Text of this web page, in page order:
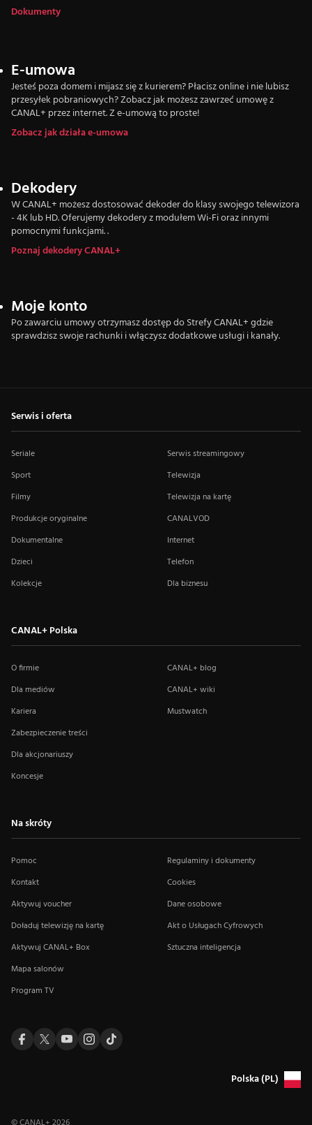
Dokumenty
E-umowa
Jesteś poza domem i mijasz się z kurierem? Płacisz online i nie lubisz
przesyłek pobraniowych? Zobacz jak możesz zawrzeć umowę z
CANAL+ przez internet. Z e-umową to proste!
Zobacz jak działa e-umowa
Dekodery
W CANAL+ możesz dostosować dekoder do klasy swojego telewizora
- 4K lub HD. Oferujemy dekodery z modułem Wi-Fi oraz innymi
pomocnymi funkcjami. .
Poznaj dekodery CANAL+
Moje konto
Po zawarciu umowy otrzymasz dostęp do Strefy CANAL+ gdzie
sprawdzisz swoje rachunki i włączysz dodatkowe usługi i kanały.
Serwis i oferta
Seriale
Sport
Filmy
Produkcje oryginalne
Dokumentalne
Dzieci
Kolekcje
Serwis streamingowy
Telewizja
Telewizja na kartę
CANALVOD
Internet
Telefon
Dla biznesu
CANAL+ Polska
O firmie
Dla mediów
Kariera
Zabezpieczenie treści
Dla akcjonariuszy
Koncesje
CANAL+ blog
CANAL+ wiki
Mustwatch
Na skróty
Pomoc
Kontakt
Aktywuj voucher
Doładuj telewizję na kartę
Aktywuj CANAL+ Box
Mapa salonów
Program TV
Regulaminy i dokumenty
Cookies
Dane osobowe
Akt o Usługach Cyfrowych
Sztuczna inteligencja
Polska (PL)